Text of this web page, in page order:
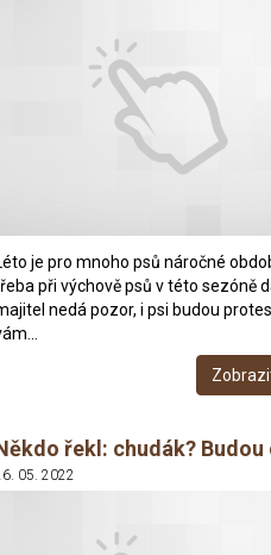
je pro mnoho psů náročné
při výchově psů v této sezóně
nedá pozor, i psi budou
řekl: chudák?
05. 2022